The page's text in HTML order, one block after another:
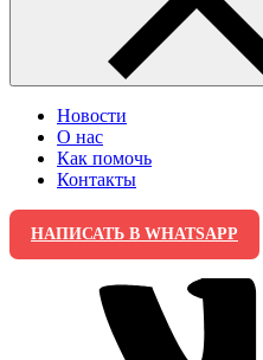
Новости
О нас
Как помочь
Контакты
НАПИСАТЬ В WHATSAPP